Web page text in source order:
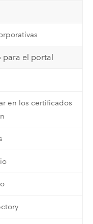
para el portal
en los certificados